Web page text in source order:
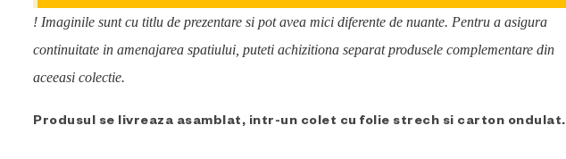
! Imaginile sunt cu titlu de prezentare si pot avea mici diferente de nuante. Pentru a asigura
continuitate in amenajarea spatiului, puteti achizitiona separat produsele complementare din
aceeasi colectie.
Produsul se livreaza asamblat, intr-un colet cu folie strech si carton ondulat.